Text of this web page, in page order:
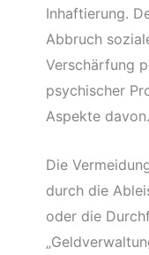
Inhaftierung.
Abbruch
Verschärfung
psychischer
Aspekte davon.
Die
durch die
oder die